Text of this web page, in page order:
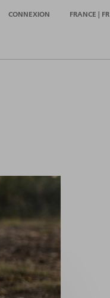
CONNEXION FRANCE | FR